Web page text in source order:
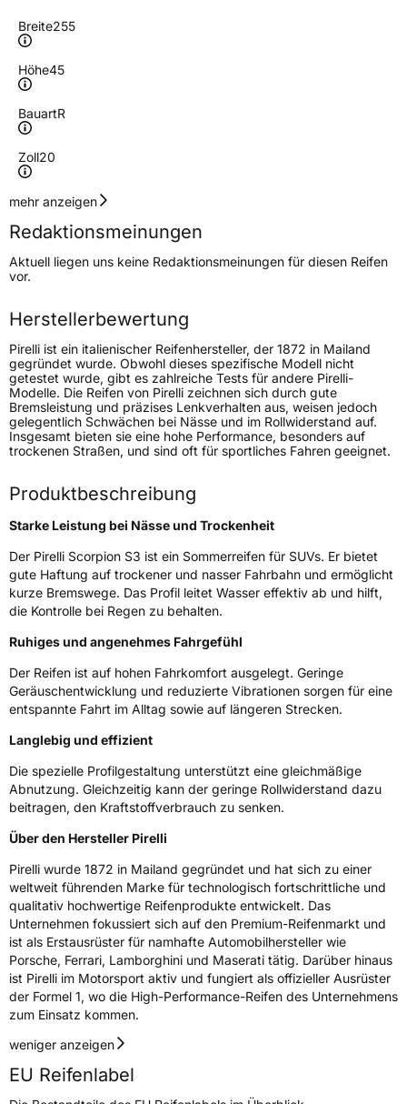
Breite255
Höhe45
BauartR
Zoll20
Geschwindigkeitsindex
Höchstgeschwindigkeit
270 km/h
Lastindex105
Höchstlast925 kg
Gewicht (in kg)
11,552 kg
Generelle Merkmale
FahrzeugtypSUV
VerwendungSommerreifen
FahrzeugartPKW & SUV
Weitere Eigenschaften
SchlauchtypTL
Verstärkt XL
FelgenschutzMFS
EU Label
EffizienzB
Rollgeräusch (Klasse)B
Rollgeräusch (dB)71
FahrzeugklasseC1
3PMSF / Schneeflockensymbol / Alpine-Symbol
Eisgrip Nein
EPREL ID2597255
mehr anzeigen
Redaktionsmeinungen
Aktuell liegen uns keine Redaktionsmeinungen für diesen Reifen
vor.
Herstellerbewertung
Pirelli ist ein italienischer Reifenhersteller, der 1872 in Mailand
gegründet wurde. Obwohl dieses spezifische Modell nicht
getestet wurde, gibt es zahlreiche Tests für andere Pirelli-
Modelle. Die Reifen von Pirelli zeichnen sich durch gute
Bremsleistung und präzises Lenkverhalten aus, weisen jedoch
gelegentlich Schwächen bei Nässe und im Rollwiderstand auf.
Insgesamt bieten sie eine hohe Performance, besonders auf
trockenen Straßen, und sind oft für sportliches Fahren geeignet.
Produktbeschreibung
Starke Leistung bei Nässe und Trockenheit
Der Pirelli Scorpion S3 ist ein Sommerreifen für SUVs. Er bietet
gute Haftung auf trockener und nasser Fahrbahn und ermöglicht
kurze Bremswege. Das Profil leitet Wasser effektiv ab und hilft,
die Kontrolle bei Regen zu behalten.
Ruhiges und angenehmes Fahrgefühl
Der Reifen ist auf hohen Fahrkomfort ausgelegt. Geringe
Geräuschentwicklung und reduzierte Vibrationen sorgen für eine
entspannte Fahrt im Alltag sowie auf längeren Strecken.
Langlebig und effizient
Die spezielle Profilgestaltung unterstützt eine gleichmäßige
Abnutzung. Gleichzeitig kann der geringe Rollwiderstand dazu
beitragen, den Kraftstoffverbrauch zu senken.
Über den Hersteller Pirelli
Pirelli wurde 1872 in Mailand gegründet und hat sich zu einer
weltweit führenden Marke für technologisch fortschrittliche und
qualitativ hochwertige Reifenprodukte entwickelt. Das
Unternehmen fokussiert sich auf den Premium-Reifenmarkt und
ist als Erstausrüster für namhafte Automobilhersteller wie
Porsche, Ferrari, Lamborghini und Maserati tätig. Darüber hinaus
ist Pirelli im Motorsport aktiv und fungiert als offizieller Ausrüster
der Formel 1, wo die High-Performance-Reifen des Unternehmens
zum Einsatz kommen.
weniger anzeigen
EU Reifenlabel